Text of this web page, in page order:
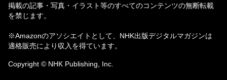
掲載の記事・写真・イラスト等のすべてのコンテンツの無断転載
を禁じます。
※Amazonのアソシエイトとして、NHK出版デジタルマガジンは
適格販売により収入を得ています。
Copyright © NHK Publishing, Inc.